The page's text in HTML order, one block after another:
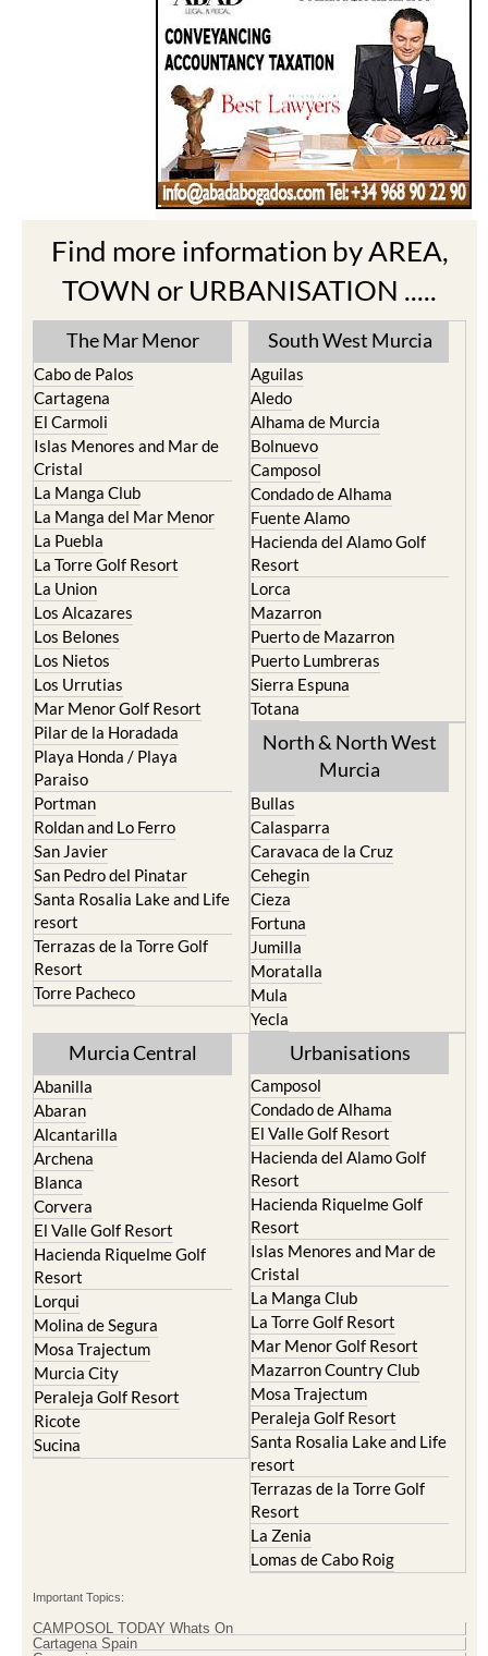
Find more information by AREA,
TOWN or URBANISATION .....
The Mar Menor
Cabo de Palos
Cartagena
El Carmoli
Islas Menores and Mar de
Cristal
La Manga Club
La Manga del Mar Menor
La Puebla
La Torre Golf Resort
La Union
Los Alcazares
Los Belones
Los Nietos
Los Urrutias
Mar Menor Golf Resort
Pilar de la Horadada
Playa Honda / Playa
Paraiso
Portman
Roldan and Lo Ferro
San Javier
San Pedro del Pinatar
Santa Rosalia Lake and Life
resort
Terrazas de la Torre Golf
Resort
Torre Pacheco
South West Murcia
Aguilas
Aledo
Alhama de Murcia
Bolnuevo
Camposol
Condado de Alhama
Fuente Alamo
Hacienda del Alamo Golf
Resort
Lorca
Mazarron
Puerto de Mazarron
Puerto Lumbreras
Sierra Espuna
Totana
North & North West
Bullas
Calasparra
Caravaca de la Cruz
Cehegin
Cieza
Fortuna
Jumilla
Moratalla
Mula
Murcia Central
Abanilla
Abaran
Alcantarilla
Archena
Blanca
Corvera
El Valle Golf Resort
Hacienda Riquelme Golf
Resort
Lorqui
Molina de Segura
Mosa Trajectum
Murcia City
Peraleja Golf Resort
Ricote
Urbanisations
Camposol
Condado de Alhama
El Valle Golf Resort
Hacienda del Alamo Golf
Resort
Hacienda Riquelme Golf
Resort
Islas Menores and Mar de
Cristal
La Manga Club
La Torre Golf Resort
Mar Menor Golf Resort
Mazarron Country Club
Mosa Trajectum
Peraleja Golf Resort
Santa Rosalia Lake and Life
resort
Terrazas de la Torre Golf
Resort
La Zenia
Important Topics: